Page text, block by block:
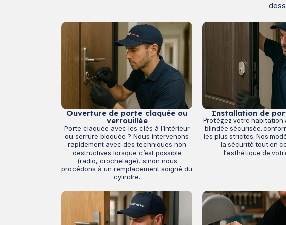
Ouverture de porte claquée ou
verrouillée
Porte claquée avec les clés à l’intérieur
ou serrure bloquée ? Nous intervenons
rapidement avec des techniques non
destructives lorsque c’est possible
(radio, crochetage), sinon nous
procédons à un remplacement soigné du
cylindre.
Installation de
Protégez votre habitation
blindée sécurisée,
les plus strictes. Nos
la sécurité tout en
l’esthétique de